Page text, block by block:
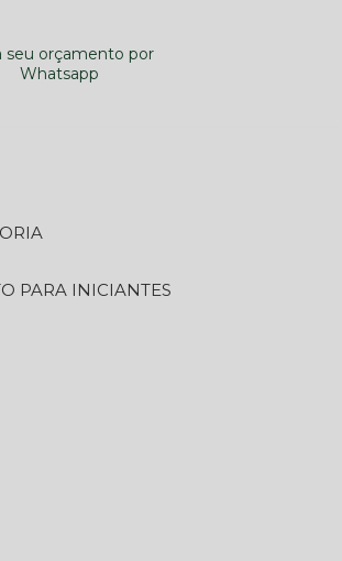
seu orçamento por
Whatsapp
PARA INICIANTES